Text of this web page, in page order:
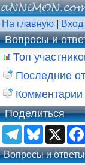
На главную Вход
Вопросы и
Топ
Последние
Комментарии
Поделиться
TelegramBluesky
X
Вопросы и ответы